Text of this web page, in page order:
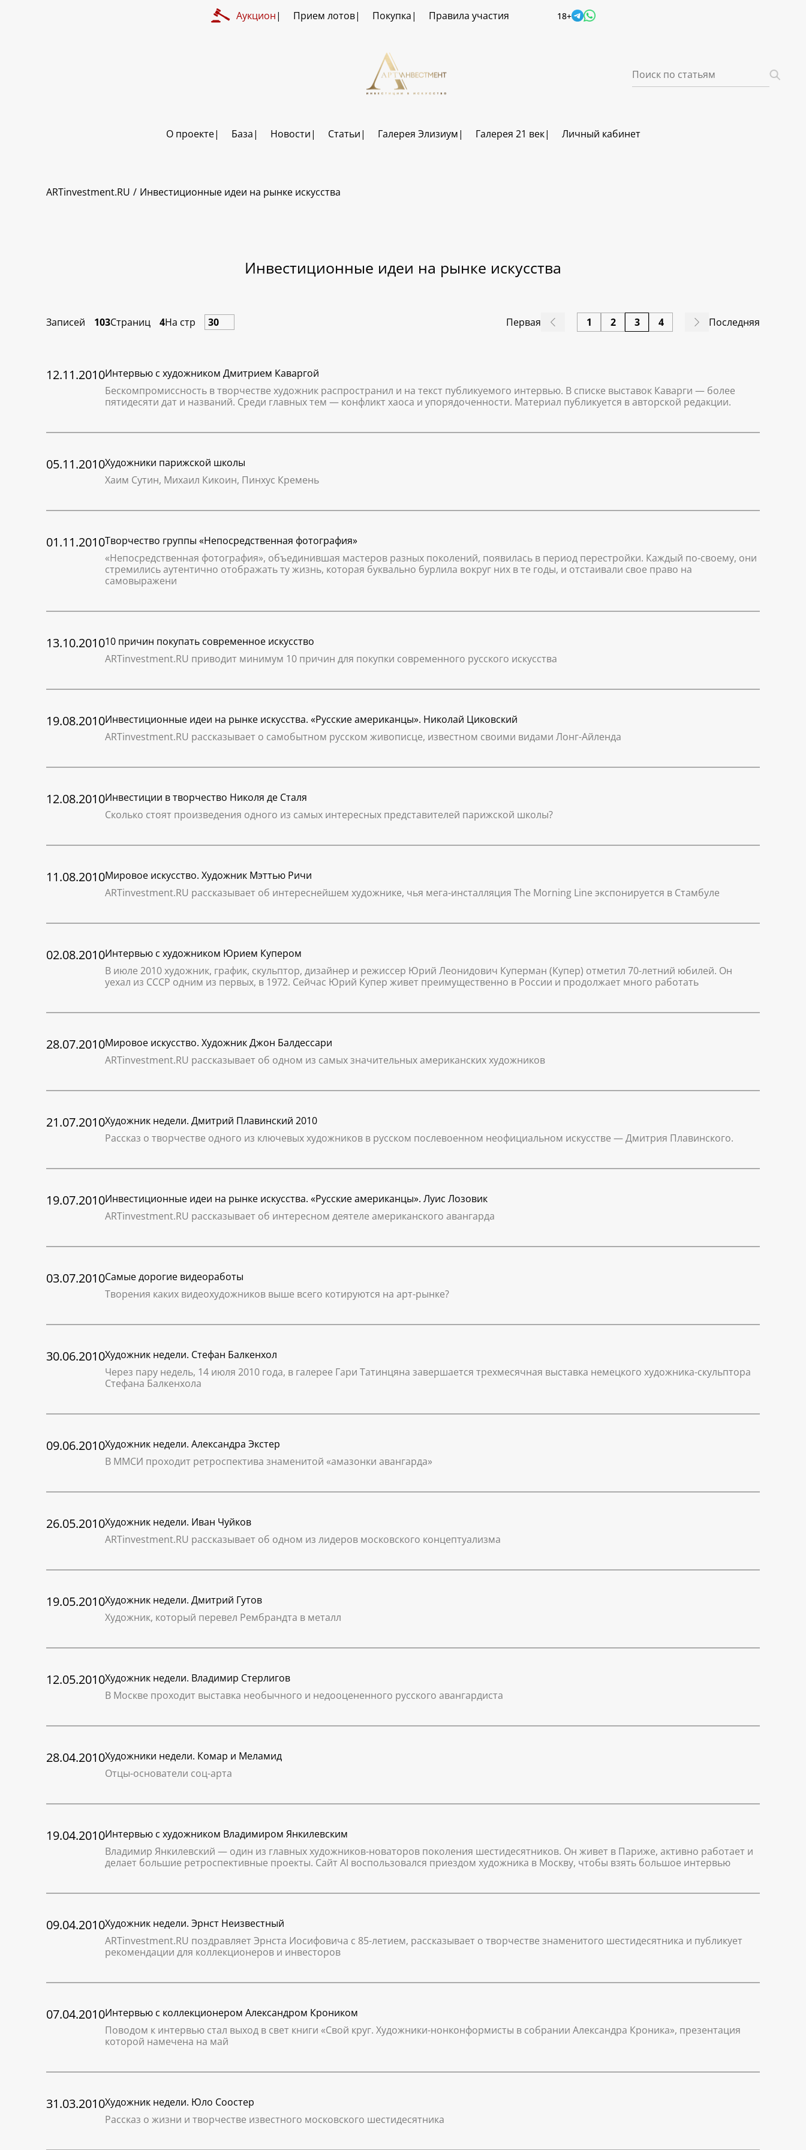
Аукцион Прием лотов Покупка Правила участия 18+
О проекте База Новости Статьи Галерея Элизиум Галерея 21 век Личный кабинет
ARTinvestment.RU Инвестиционные идеи на рынке искусства
Инвестиционные идеи на рынке искусства
Записей 103Страниц 4На стр Первая 1 2 3 4 Последняя
Интервью с художником Дмитрием Каваргой
Бескомпромиссность в творчестве художник распространил и на текст публикуемого интервью. В списке выставок Каварги — более
пятидесяти дат и названий. Среди главных тем — конфликт хаоса и упорядоченности. Материал публикуется в авторской редакции.
12.11.2010
Художники парижской школы
Хаим Сутин, Михаил Кикоин, Пинхус Кремень
05.11.2010
Творчество группы «Непосредственная фотография»
«Непосредственная фотография», объединившая мастеров разных поколений, появилась в период перестройки. Каждый по-своему, они
стремились аутентично отображать ту жизнь, которая буквально бурлила вокруг них в те годы, и отстаивали свое право на
самовыражени
01.11.2010
10 причин покупать современное искусство
ARTinvestment.RU приводит минимум 10 причин для покупки современного русского искусства
13.10.2010
Инвестиционные идеи на рынке искусства. «Русские американцы». Николай Циковский
ARTinvestment.RU рассказывает о самобытном русском живописце, известном своими видами Лонг-Айленда
19.08.2010
Инвестиции в творчество Николя де Сталя
Сколько стоят произведения одного из самых интересных представителей парижской школы?
12.08.2010
Мировое искусство. Художник Мэттью Ричи
ARTinvestment.RU рассказывает об интереснейшем художнике, чья мега-инсталляция The Morning Line экспонируется в Стамбуле
11.08.2010
Интервью с художником Юрием Купером
В июле 2010 художник, график, скульптор, дизайнер и режиссер Юрий Леонидович Куперман (Купер) отметил 70-летний юбилей. Он
уехал из СССР одним из первых, в 1972. Сейчас Юрий Купер живет преимущественно в России и продолжает много работать
02.08.2010
Мировое искусство. Художник Джон Балдессари
ARTinvestment.RU рассказывает об одном из самых значительных американских художников
28.07.2010
Художник недели. Дмитрий Плавинский 2010
Рассказ о творчестве одного из ключевых художников в русском послевоенном неофициальном искусстве — Дмитрия Плавинского.
21.07.2010
Инвестиционные идеи на рынке искусства. «Русские американцы». Луис Лозовик
ARTinvestment.RU рассказывает об интересном деятеле американского авангарда
19.07.2010
Самые дорогие видеоработы
Творения каких видеохудожников выше всего котируются на арт-рынке?
03.07.2010
Художник недели. Стефан Балкенхол
Через пару недель, 14 июля 2010 года, в галерее Гари Татинцяна завершается трехмесячная выставка немецкого художника-скульптора
Стефана Балкенхола
30.06.2010
Художник недели. Александра Экстер
В ММСИ проходит ретроспектива знаменитой «амазонки авангарда»
09.06.2010
Художник недели. Иван Чуйков
ARTinvestment.RU рассказывает об одном из лидеров московского концептуализма
26.05.2010
Художник недели. Дмитрий Гутов
Художник, который перевел Рембрандта в металл
19.05.2010
Художник недели. Владимир Стерлигов
В Москве проходит выставка необычного и недооцененного русского авангардиста
12.05.2010
Художники недели. Комар и Меламид
Отцы-основатели соц-арта
28.04.2010
Интервью с художником Владимиром Янкилевским
Владимир Янкилевский — один из главных художников-новаторов поколения шестидесятников. Он живет в Париже, активно работает и
делает большие ретроспективные проекты. Сайт AI воспользовался приездом художника в Москву, чтобы взять большое интервью
19.04.2010
Художник недели. Эрнст Неизвестный
ARTinvestment.RU поздравляет Эрнста Иосифовича с 85-летием, рассказывает о творчестве знаменитого шестидесятника и публикует
рекомендации для коллекционеров и инвесторов
09.04.2010
Интервью с коллекционером Александром Кроником
Поводом к интервью стал выход в свет книги «Свой круг. Художники-нонконформисты в собрании Александра Кроника», презентация
которой намечена на май
07.04.2010
Художник недели. Юло Соостер
Рассказ о жизни и творчестве известного московского шестидесятника
31.03.2010